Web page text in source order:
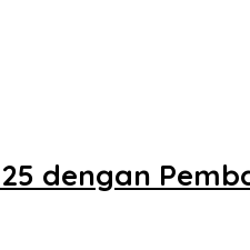
dengan